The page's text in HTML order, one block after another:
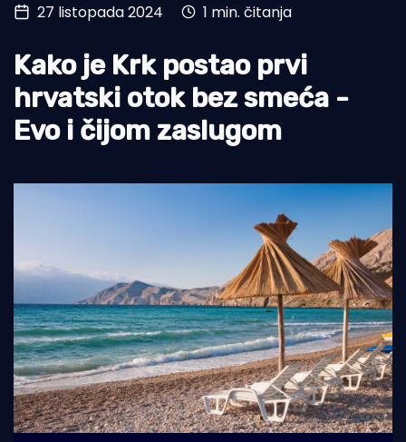
Turizam i nautika
Pomorstvo
Ribolov
Ekologija
27 listopada 2024 1 min. čitanja
Kako je Krk postao prvi
hrvatski otok bez smeća -
Evo i čijom zaslugom